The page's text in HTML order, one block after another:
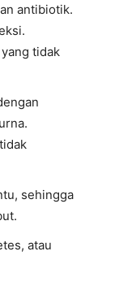
antibiotik.
tidak
sehingga
atau